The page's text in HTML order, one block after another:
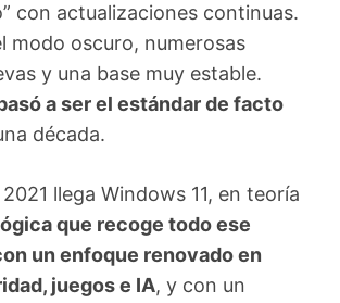
con actualizaciones continuas.
modo oscuro, numerosas
y una base muy estable.
a ser el estándar de facto
década.
llega Windows 11, en teoría
que recoge todo ese
un enfoque renovado en
juegos e IA, y con un